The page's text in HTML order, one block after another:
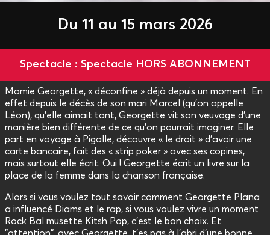
Du 11 au 15 mars 2026
Spectacle : Spectacle HORS ABONNEMENT
Mamie Georgette, « déconfine » déjà depuis un moment. En
effet depuis le décès de son mari Marcel (qu'on appelle
Léon), qu’elle aimait tant, Georgette vit son veuvage d’une
manière bien différente de ce qu’on pourrait imaginer. Elle
part en voyage à Pigalle, découvre « le droit » d’avoir une
carte bancaire, fait des « strip poker » avec ses copines,
mais surtout elle écrit. Oui ! Georgette écrit un livre sur la
place de la femme dans la chanson française.
Alors si vous voulez tout savoir comment Georgette Plana
a influencé Diams et le rap, si vous voulez vivre un moment
Rock Bal musette Kitsh Pop, c’est le bon choix. Et
"attention", avec Georgette, t’es pas à l’abri d’une bonne